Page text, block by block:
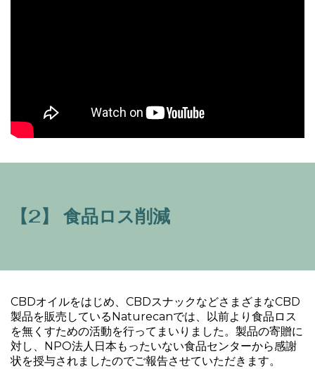
【2】 食品ロス削減
CBDオイルをはじめ、CBDスナックなどさまざまなCBD
製品を販売しているNaturecanでは、以前より食品ロス
を無くすための活動を行ってまいりました。製品の寄贈に
対し、NPO法人日本もったいない食品センターから感謝
状を授与されましたのでご報告させていただきます。